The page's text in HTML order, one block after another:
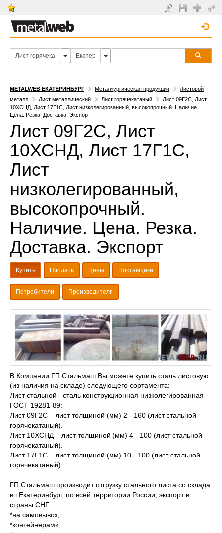
METALWEB ЕКАТЕРИНБУРГ Металлургическая продукция
Листовой
металл
Лист металлический Лист горячекатаный
Лист 09Г2С, Лист
10ХСНД, Лист 17Г1С, Лист низколегированный, высокопрочный. Наличие.
Цена. Резка. Доставка. Экспорт
Лист 09Г2С, Лист
10ХСНД, Лист 17Г1С,
Лист
низколегированный,
высокопрочный.
Наличие. Цена. Резка.
Доставка. Экспорт
Купить Продать Цены Поставщики
Потребители Производители
В Компании ГП Стальмаш Вы можете купить сталь листовую
(из наличия на складе) следующего сортамента:
Лист стальной - сталь конструкционная низколегированная
ГОСТ 19281-89:
Лист 09Г2С – лист толщиной (мм) 2 - 160 (лист стальной
горячекатаный).
Лист 10ХСНД – лист толщиной (мм) 4 - 100 (лист стальной
горячекатаный).
Лист 17Г1С – лист толщиной (мм) 10 - 100 (лист стальной
горячекатаный).
ГП Стальмаш производит отгрузку стального листа со склада
в г.Екатеринбург, по всей территории России, экспорт в
страны СНГ:
*на самовывоз,
*контейнерами,